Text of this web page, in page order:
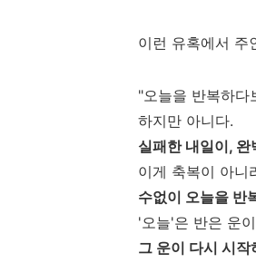
이런 유혹에서 주
"오늘을 반복하다
하지만 아니다.
실패한 내일이,
이게 축복이 아니
수없이 오늘을 반
'오늘'은 반은 운
그 운이 다시 시